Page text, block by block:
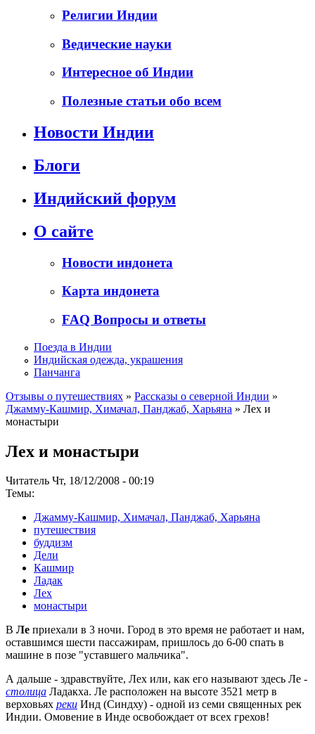
Религии Индии
Ведические науки
Интересное об Индии
Полезные статьи обо всем
Новости Индии
Блоги
Индийский форум
О сайте
Новости индонета
Карта индонета
FAQ Вопросы и ответы
Поезда в Индии
Индийская одежда, украшения
Панчанга
Отзывы о путешествиях » Рассказы о северной Индии »
Джамму-Кашмир, Химачал, Панджаб, Харьяна » Лех и
монастыри
Лех и монастыри
Читатель Чт, 18/12/2008 - 00:19
Темы:
Джамму-Кашмир, Химачал, Панджаб, Харьяна
путешествия
буддизм
Дели
Кашмир
Ладак
Лех
монастыри
В Ле приехали в 3 ночи. Город в это время не работает и нам,
оставшимся шести пассажирам, пришлось до 6-00 спать в
машине в позе "уставшего мальчика".
А дальше - здравствуйте, Лех или, как его называют здесь Ле -
столица Ладакха. Ле расположен на высоте 3521 метр в
верховьях реки Инд (Синдху) - одной из семи священных рек
Индии. Омовение в Инде освобождает от всех грехов!